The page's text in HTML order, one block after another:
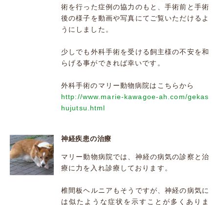
術を行った症例の協力のもと、手術前と手術
後の様子を動画や写真にてご覧いただけるよ
うにしました。
少しでも外科手術を受ける飼主様の不安を和
らげる事ができれば幸いです。
外科手術のマリー動物病院はこちらから
http://www.marie-kawagoe-ah.com/gekas
hujutsu.html
神経疾患の治療
マリー動物病院では、神経の病気の診察と治
療に力を入れ診療しております。
椎間板ヘルニアもそうですが、神経の病気に
は似たような症状を示すことが多くありま